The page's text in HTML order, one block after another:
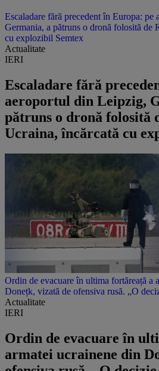
Escaladare fără precedent în Europa:
Germania, a pătruns o dronă folosită de
cu explozibil Semtex
Actualitate
IERI
Escaladare fără
aeroportul din Leipzig,
pătruns o dronă folosită
Ucraina, încărcată cu
Ordin de evacuare în ultima fortăreață a
Donețk, vizată de ofensiva rusă. „O
Actualitate
IERI
Ordin de evacuare în
armatei ucrainene din